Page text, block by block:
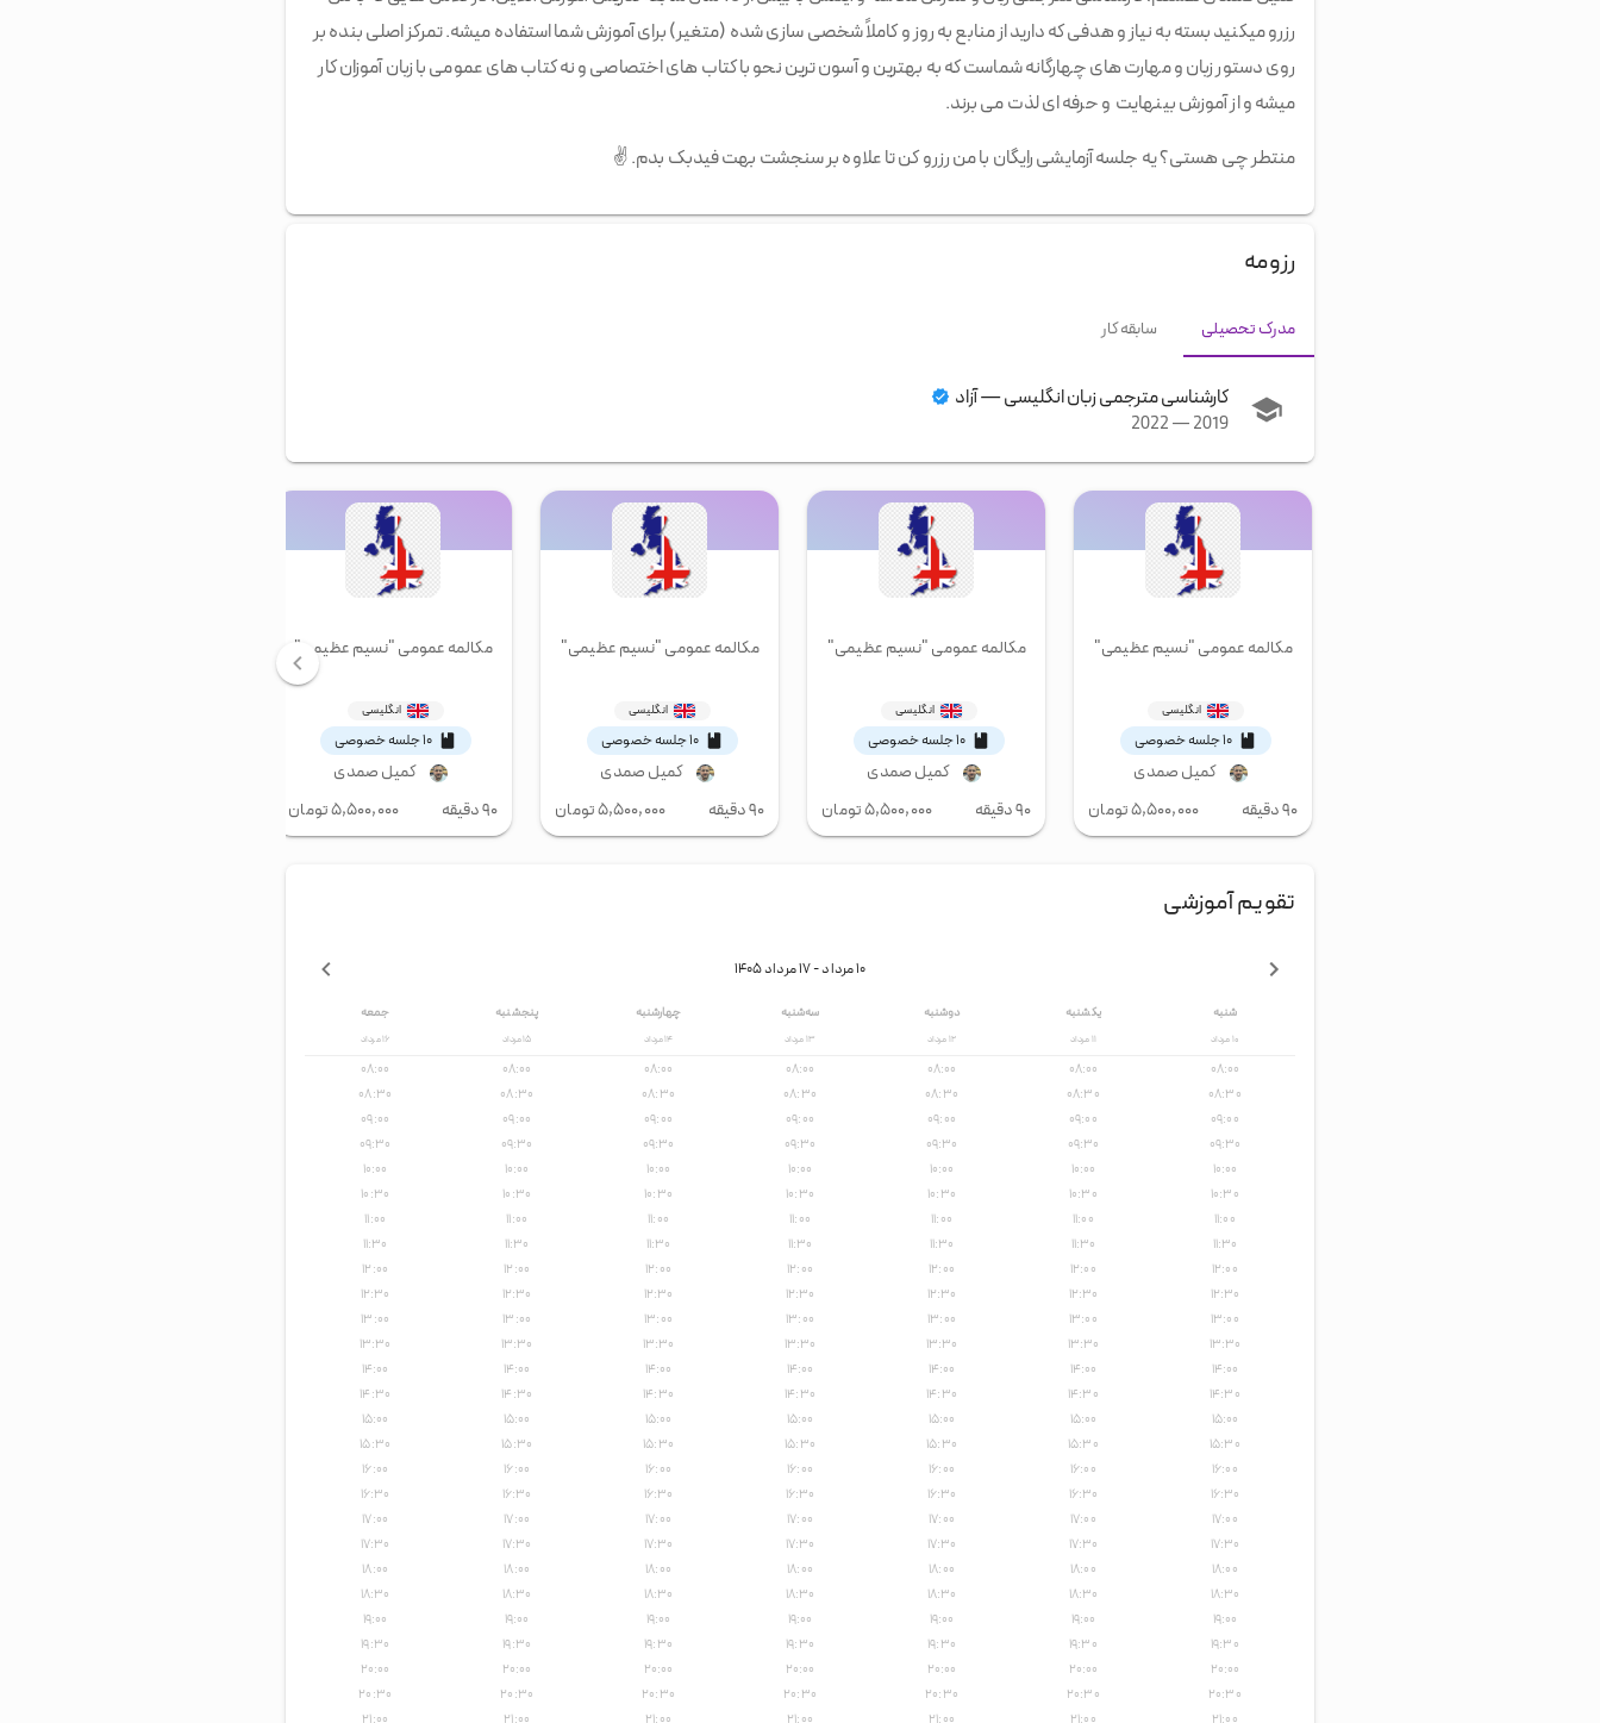
رزرو میکنید بسته به نیاز و هدفی که دارید از منابع به روز و کاملاً شخصی سازی شده (متغیر) برای آموزش شما استفاده میشه. تمرکز اصلی بنده بر
روی دستور زبان و مهارت های چهارگانه شماست که به بهترین و آسون ترین نحو با کتاب های اختصاصی و نه کتاب های عمومی با زبان آموزان کار
میشه و از آموزش بینهایت و حرفه ای لذت می برند.
منتطر چی هستی؟ یه جلسه آزمایشی رایگان با من رزرو کن تا علاوه بر سنجشت بهت فیدبک بدم.✌️
رزومه
مدرک تحصیلی سابقه کار
کارشناسی مترجمی زبان انگلیسی—آزاد
2019
—
2022
مکالمه عمومی "نسیم عظیمی"
انگلیسی
۱۰ جلسه خصوصی
کمیل صمدی
۹۰ دقیقه
۵,۵۰۰,۰۰۰تومان
مکالمه عمومی "نسیم عظیمی"
انگلیسی
۱۰ جلسه خصوصی
کمیل صمدی
۹۰ دقیقه
۵,۵۰۰,۰۰۰تومان
مکالمه عمومی "نسیم عظیمی"
انگلیسی
۱۰ جلسه خصوصی
کمیل صمدی
۹۰ دقیقه
۵,۵۰۰,۰۰۰تومان
مکالمه عمومی "نسیم عظیمی"
انگلیسی
۱۰ جلسه خصوصی
کمیل صمدی
۹۰ دقیقه
۵,۵۰۰,۰۰۰تومان
تقویم آموزشی
۱۰ مرداد - ۱۷ مرداد ۱۴۰۵
شنبه
۱۰مرداد
۰۸:۰۰
۰۸:۳۰
۰۹:۰۰
۰۹:۳۰
۱۰:۰۰
۱۰:۳۰
۱۱:۰۰
۱۱:۳۰
۱۲:۰۰
۱۲:۳۰
۱۳:۰۰
۱۳:۳۰
۱۴:۰۰
۱۴:۳۰
۱۵:۰۰
۱۵:۳۰
۱۶:۰۰
۱۶:۳۰
۱۷:۰۰
۱۷:۳۰
۱۸:۰۰
۱۸:۳۰
۱۹:۰۰
۱۹:۳۰
۲۰:۰۰
۲۰:۳۰
یکشنبه
۱۱مرداد
۰۸:۰۰
۰۸:۳۰
۰۹:۰۰
۰۹:۳۰
۱۰:۰۰
۱۰:۳۰
۱۱:۰۰
۱۱:۳۰
۱۲:۰۰
۱۲:۳۰
۱۳:۰۰
۱۳:۳۰
۱۴:۰۰
۱۴:۳۰
۱۵:۰۰
۱۵:۳۰
۱۶:۰۰
۱۶:۳۰
۱۷:۰۰
۱۷:۳۰
۱۸:۰۰
۱۸:۳۰
۱۹:۰۰
۱۹:۳۰
۲۰:۰۰
۲۰:۳۰
دوشنبه
۱۲مرداد
۰۸:۰۰
۰۸:۳۰
۰۹:۰۰
۰۹:۳۰
۱۰:۰۰
۱۰:۳۰
۱۱:۰۰
۱۱:۳۰
۱۲:۰۰
۱۲:۳۰
۱۳:۰۰
۱۳:۳۰
۱۴:۰۰
۱۴:۳۰
۱۵:۰۰
۱۵:۳۰
۱۶:۰۰
۱۶:۳۰
۱۷:۰۰
۱۷:۳۰
۱۸:۰۰
۱۸:۳۰
۱۹:۰۰
۱۹:۳۰
۲۰:۰۰
۲۰:۳۰
سه‌شنبه
۱۳مرداد
۰۸:۰۰
۰۸:۳۰
۰۹:۰۰
۰۹:۳۰
۱۰:۰۰
۱۰:۳۰
۱۱:۰۰
۱۱:۳۰
۱۲:۰۰
۱۲:۳۰
۱۳:۰۰
۱۳:۳۰
۱۴:۰۰
۱۴:۳۰
۱۵:۰۰
۱۵:۳۰
۱۶:۰۰
۱۶:۳۰
۱۷:۰۰
۱۷:۳۰
۱۸:۰۰
۱۸:۳۰
۱۹:۰۰
۱۹:۳۰
۲۰:۰۰
۲۰:۳۰
چهارشنبه
۱۴مرداد
۰۸:۰۰
۰۸:۳۰
۰۹:۰۰
۰۹:۳۰
۱۰:۰۰
۱۰:۳۰
۱۱:۰۰
۱۱:۳۰
۱۲:۰۰
۱۲:۳۰
۱۳:۰۰
۱۳:۳۰
۱۴:۰۰
۱۴:۳۰
۱۵:۰۰
۱۵:۳۰
۱۶:۰۰
۱۶:۳۰
۱۷:۰۰
۱۷:۳۰
۱۸:۰۰
۱۸:۳۰
۱۹:۰۰
۱۹:۳۰
۲۰:۰۰
۲۰:۳۰
پنجشنبه
۱۵مرداد
۰۸:۰۰
۰۸:۳۰
۰۹:۰۰
۰۹:۳۰
۱۰:۰۰
۱۰:۳۰
۱۱:۰۰
۱۱:۳۰
۱۲:۰۰
۱۲:۳۰
۱۳:۰۰
۱۳:۳۰
۱۴:۰۰
۱۴:۳۰
۱۵:۰۰
۱۵:۳۰
۱۶:۰۰
۱۶:۳۰
۱۷:۰۰
۱۷:۳۰
۱۸:۰۰
۱۸:۳۰
۱۹:۰۰
۱۹:۳۰
۲۰:۰۰
۲۰:۳۰
جمعه
۱۶مرداد
۰۸:۰۰
۰۸:۳۰
۰۹:۰۰
۰۹:۳۰
۱۰:۰۰
۱۰:۳۰
۱۱:۰۰
۱۱:۳۰
۱۲:۰۰
۱۲:۳۰
۱۳:۰۰
۱۳:۳۰
۱۴:۰۰
۱۴:۳۰
۱۵:۰۰
۱۵:۳۰
۱۶:۰۰
۱۶:۳۰
۱۷:۰۰
۱۷:۳۰
۱۸:۰۰
۱۸:۳۰
۱۹:۰۰
۱۹:۳۰
۲۰:۰۰
۲۰:۳۰